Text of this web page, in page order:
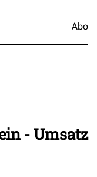
Abo
- Umsatz